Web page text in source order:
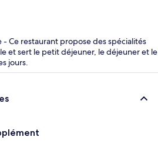
- Ce restaurant propose des spécialités
et sert le petit déjeuner, le déjeuner et le
jours.